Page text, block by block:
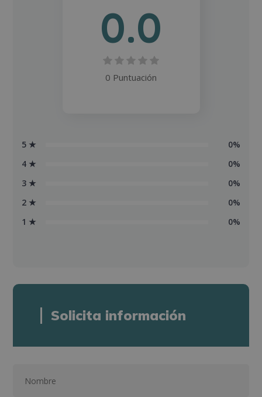
0.0
0 Puntuación
5 ★
0%
4 ★
0%
3 ★
0%
2 ★
0%
1 ★
0%
Solicita información